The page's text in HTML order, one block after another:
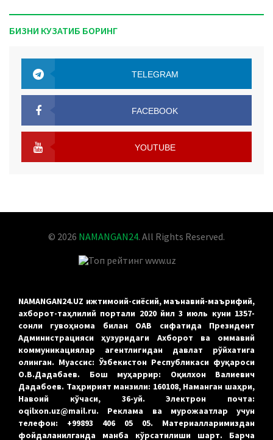
БИЗНИ КУЗАТИБ БОРИНГ
TELEGRAM
FACEBOOK
YOUTUBE
© 2026 NAMANGAN24. All Rights Reserved.
NAMANGAN24.UZ ижтимоий-сиёсий, маънавий-маърифий,
ахборот-таҳлилий портали 2020 йил 3 июль куни 1357-
сонли гувоҳнома билан ОАВ сифатида Президент
Администрацияси ҳузуридаги Ахборот ва оммавий
коммуникациялар агентлигидан давлат рўйхатига
олинган. Муассис: Ўзбекистон Республикаси фуқароси
О.В.Дадабаев. Бош муҳаррир: Оқилхон Валиевич
Дадабоев. Таҳририят манзили: 160108, Наманган шаҳри,
Навоий кўчаси, 36-уй. Электрон почта:
oqilxon.uz@mail.ru. Реклама ва мурожаатлар учун
телефон: +99893 406 05 05. Материалларимиздан
фойдаланилганда манба кўрсатилиши шарт. Барча